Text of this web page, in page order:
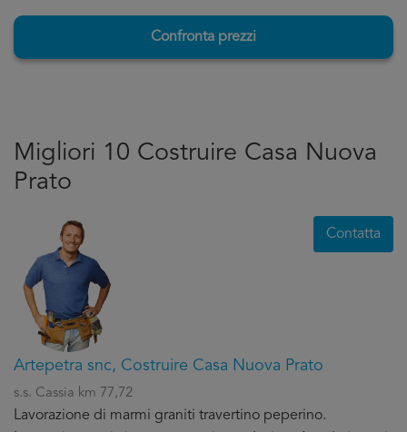
Confronta prezzi
Migliori 10 Costruire Casa Nuova
Prato
Artepetra snc, Costruire Casa Nuova Prato
s.s. Cassia km 77,72
Lavorazione di marmi graniti travertino peperino.
Contatta